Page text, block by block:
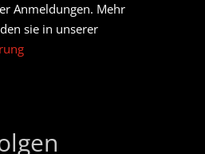
Anmeldungen. Mehr
sie in unserer